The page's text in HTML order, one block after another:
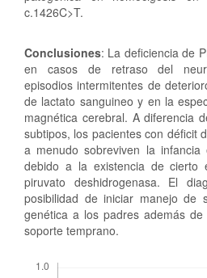
c.1426C>T.
Conclusiones: La deficiencia de
en casos de retraso del
episodios intermitentes de
de lactato sanguineo y en la
magnética cerebral. A diferencia
subtipos, los pacientes con déficit
a menudo sobreviven la
debido a la existencia de cierto
piruvato deshidrogenasa. El
posibilidad de iniciar manejo de
genética a los padres además
soporte temprano.